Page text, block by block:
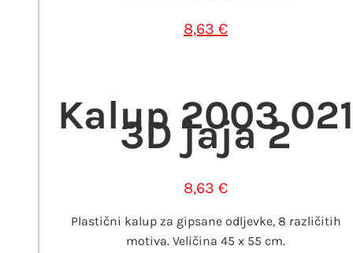
8,63 €
Kalup 2003 021
3D jaja 2
8,63 €
Plastični kalup za gipsane odljevke, 8 različitih
motiva. Veličina 45 x 55 cm.